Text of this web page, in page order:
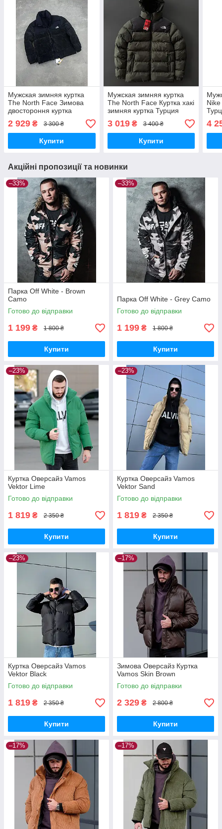
Мужская зимняя куртка
The North Face Зимова
двостороння куртка
чоловіча куртка The North
Face зимня
2 929 ₴ 3 300 ₴
Купити
Мужская зимняя куртка
The North Face Куртка хакі
зимняя куртка Турция
3 019₴ 3 400 ₴
Купити
4
Акційні пропозиції та новинки
–33%
Парка Off White - Brown
Camo
Готово до відправки
1 199 ₴ 1 800 ₴
Купити
–33%
Парка Off White - Grey Camo
Готово до відправки
1 199 ₴ 1 800 ₴
Купити
–23%
Куртка Оверсайз Vamos
Vektor Lime
Готово до відправки
1 819 ₴ 2 350 ₴
Купити
–23%
Куртка Оверсайз Vamos
Vektor Sand
Готово до відправки
1 819 ₴ 2 350 ₴
Купити
–23%
Куртка Оверсайз Vamos
Vektor Black
Готово до відправки
1 819 ₴ 2 350 ₴
Купити
–17%
Зимова Оверсайз Куртка
Vamos Skin Brown
Готово до відправки
2 329 ₴ 2 800 ₴
Купити
–17% –17%